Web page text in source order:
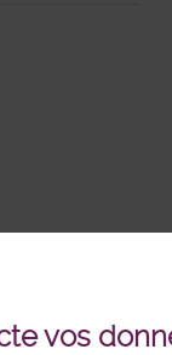
vos